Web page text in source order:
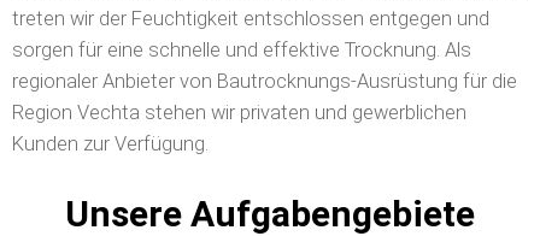
treten wir der Feuchtigkeit entschlossen entgegen und
sorgen für eine schnelle und effektive Trocknung. Als
regionaler Anbieter von Bautrocknungs-Ausrüstung für die
Region Vechta stehen wir privaten und gewerblichen
Kunden zur Verfügung.
Unsere Aufgabengebiete